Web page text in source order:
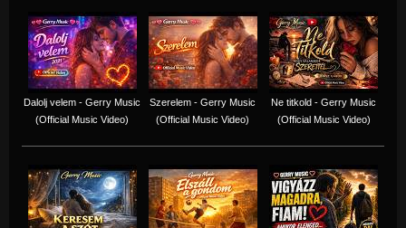
Dalolj velem - Gerry Music
(Official Music Video)
Szerelem - Gerry Music
(Official Music Video)
Ne titkold - Gerry Music
(Official Music Video)